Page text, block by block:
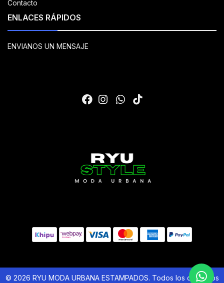
Contacto
ENLACES RÁPIDOS
ENVIANOS UN MENSAJE
© 2026 RYU MODA URBANA ESTAMPADOS. Todos los derechos